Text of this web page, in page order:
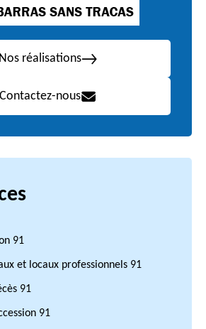
Nos réalisations
Contactez-nous
91
et locaux professionnels 91
91
91